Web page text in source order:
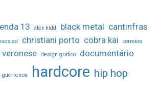
13 alex kidd black metal cantinfras
ad christiani porto cobra kai correios
veronese design gráfico
documentário
guerreiros hardcore hip hop